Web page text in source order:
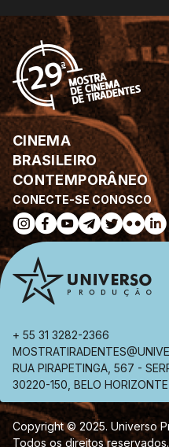
+ 55 31 3282-2366
RUA PIRAPETINGA, 567 -
30220-150, BELO
CONECTE-SE CONOSCO
CINEMA
BRASILEIRO
CONTEMPORÂNEO
Copyright © 2025. Universo
Todos os direitos reservados.